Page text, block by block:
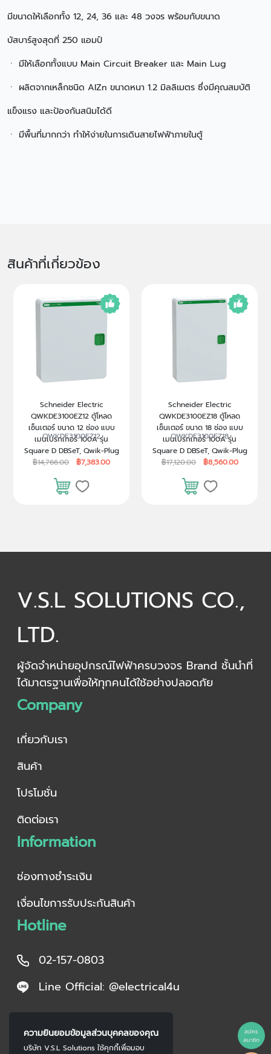
สมัคร
สมาชิก
ความยินยอมข้อมูลส่วนบุคคลของคุณ
บริษัท V.S.L Solutions ใช้คุกกี้เพื่อมอบ
มีขนาดให้เลือกทั้ง 12, 24, 36 และ 48 วงจร พร้อมกับขนาด
บัสบาร์สูงสุดที่ 250 แอมป์
ㆍ มีให้เลือกทั้งแบบ Main Circuit Breaker และ Main Lug
ㆍ ผลิตจากเหล็กชนิด AIZn ขนาดหนา 1.2 มิลลิเมตร ซึ่งมีคุณสมบัติ
แข็งแรง และป้องกันสนิมได้ดี
ㆍ มีพื้นที่มากกว่า ทำให้ง่ายในการเดินสายไฟฟ้าภายในตู้
สินค้าที่เกี่ยวข้อง
Schneider Electric
QWKDE3100EZ12 ตู้โหลด
เซ็นเตอร์ ขนาด 12 ช่อง แบบ
เมนเบรกเกอร์ 100A รุ่น
Square D DBSeT, Qwik-Plug
QWKDE3100EZ12
฿14,766.00 ฿7,383.00
Schneider Electric
QWKDE3100EZ18 ตู้โหลด
เซ็นเตอร์ ขนาด 18 ช่อง แบบ
เมนเบรกเกอร์ 100A รุ่น
Square D DBSeT, Qwik-Plug
QWKDE3100EZ18
฿17,120.00 ฿8,560.00
V.S.L SOLUTIONS CO.,
LTD.
ผู้จัดจำหน่ายอุปกรณ์ไฟฟ้าครบวงจร Brand ชั้นนำที่
ได้มาตรฐานเพื่อให้ทุกคนได้ใช้อย่างปลอดภัย
Company
เกี่ยวกับเรา
สินค้า
โปรโมชั่น
ติดต่อเรา
Information
ช่องทางชำระเงิน
เงื่อนไขการรับประกันสินค้า
Hotline
02-157-0803
Line Official: @electrical4u